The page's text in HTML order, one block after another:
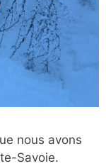
nous avons
Savoie.